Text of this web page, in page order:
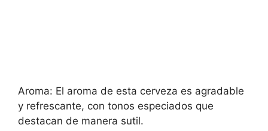
Aroma: El aroma de esta cerveza es agradable
y refrescante, con tonos especiados que
destacan de manera sutil.